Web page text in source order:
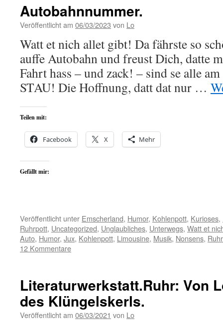
Autobahnnummer.
Veröffentlicht am 06/03/2023 von Lo
Watt et nich allet gibt! Da fährste so
auffe Autobahn und freust Dich, datte
Fahrt hass – und zack! – sind se alle
STAU! Die Hoffnung, datt dat nur …
Teilen mit:
Facebook X Mehr
Gefällt mir:
Veröffentlicht unter Emscherland, Humor, Kohlenpott, Kurioses,
Ruhrpott, Uncategorized, Unglaubliches, Unterwegs, Watt et
Auto, Humor, Jux, Kohlenpott, Limousine, Musik, Nonsens,
12 Kommentare
Literaturwerkstatt.Ruhr: Von
des Klüngelskerls.
Veröffentlicht am 06/03/2021 von Lo